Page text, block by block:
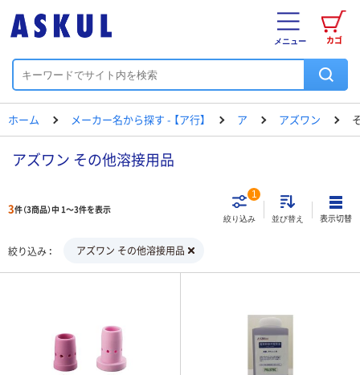
カゴ
メニュー
ホーム メーカー名から探す - 【ア行】 ア アズワン
アズワン その他溶接用品
3件（3商品）中 1～3件を表示
絞り込み
1
並び替え 表示切替
絞り込み アズワン その他溶接用品